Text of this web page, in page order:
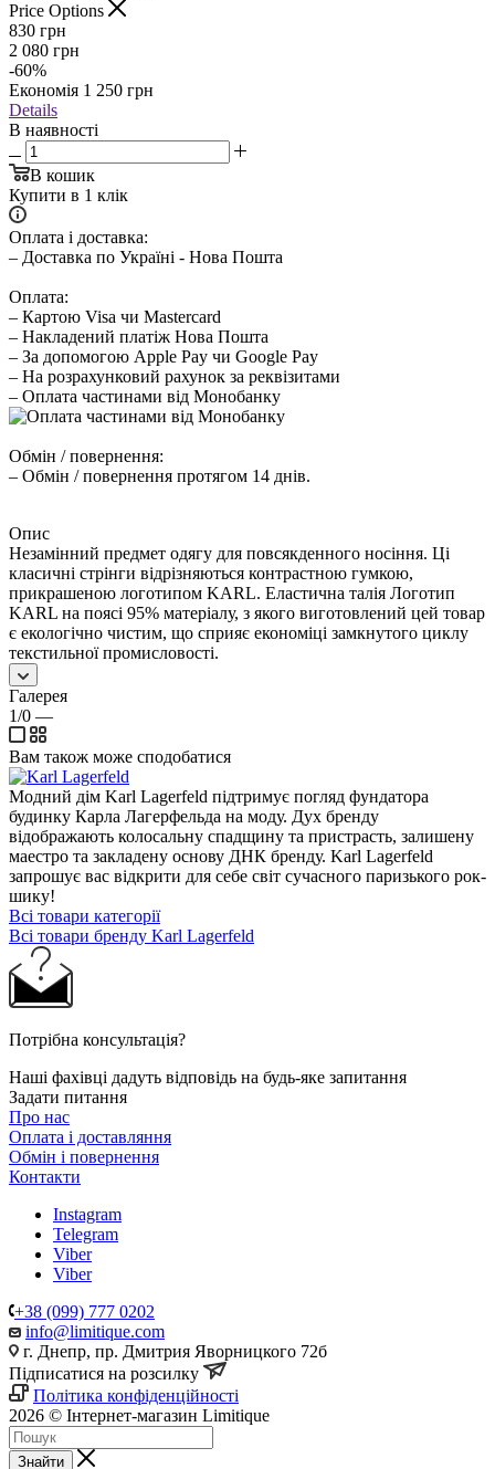
Price Options
830 грн
2 080 грн
-60%
Економія 1 250 грн
Details
В наявності
В кошик
Купити в 1 клік
Оплата і доставка:
– Доставка по Україні - Нова Пошта
Оплата:
– Картою Visa чи Mastercard
– Накладений платіж Нова Пошта
– За допомогою Apple Pay чи Google Pay
– На розрахунковий рахунок за реквізитами
– Оплата частинами від Монобанку
Обмін / повернення:
– Обмін / повернення протягом 14 днів.
Опис
Незамінний предмет одягу для повсякденного носіння. Ці
класичні стрінги відрізняються контрастною гумкою,
прикрашеною логотипом KARL. Еластична талія Логотип
KARL на поясі 95% матеріалу, з якого виготовлений цей товар
є екологічно чистим, що сприяє економіці замкнутого циклу
текстильної промисловості.
Галерея
1/0 —
Вам також може сподобатися
Модний дім Karl Lagerfeld підтримує погляд фундатора
будинку Карла Лагерфельда на моду. Дух бренду
відображають колосальну спадщину та пристрасть, залишену
маестро та закладену основу ДНК бренду. Karl Lagerfeld
запрошує вас відкрити для себе світ сучасного паризького рок-
шику!
Всі товари категорії
Всі товари бренду Karl Lagerfeld
Потрібна консультація?
Наші фахівці дадуть відповідь на будь-яке запитання
Задати питання
Про нас
Оплата і доставляння
Обмін і повернення
Контакти
Instagram
Telegram
Viber
Viber
+38 (099) 777 0202
info@limitique.com
г. Днепр, пр. Дмитрия Яворницкого 72б
Підписатися на розсилку
Політика конфіденційності
2026 © Інтернет-магазин Limitique
Знайти